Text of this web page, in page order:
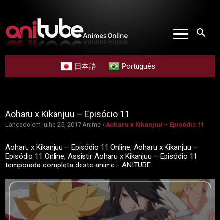
search
日本語 Português
Aoharu x Kikanjuu – Episódio 11
Lançado em julho 25, 2017 Anime ›Aoharu x Kikanjuu – Episódio 11
Aoharu x Kikanjuu – Episódio 11 Online, Aoharu x Kikanjuu –
Episódio 11 Online, Assistir Aoharu x Kikanjuu – Episódio 11
temporada completa deste anime - ANITUBE